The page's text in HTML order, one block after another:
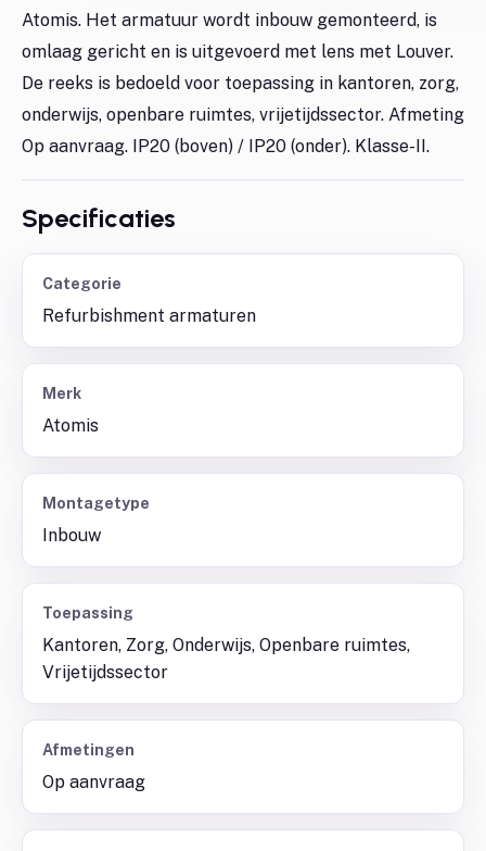
Atomis. Het armatuur wordt inbouw gemonteerd, is
omlaag gericht en is uitgevoerd met lens met Louver.
De reeks is bedoeld voor toepassing in kantoren, zorg,
onderwijs, openbare ruimtes, vrijetijdssector. Afmeting
Op aanvraag. IP20 (boven) / IP20 (onder). Klasse-II.
Specificaties
Categorie
Refurbishment armaturen
Merk
Atomis
Montagetype
Inbouw
Toepassing
Kantoren, Zorg, Onderwijs, Openbare ruimtes,
Vrijetijdssector
Afmetingen
Op aanvraag